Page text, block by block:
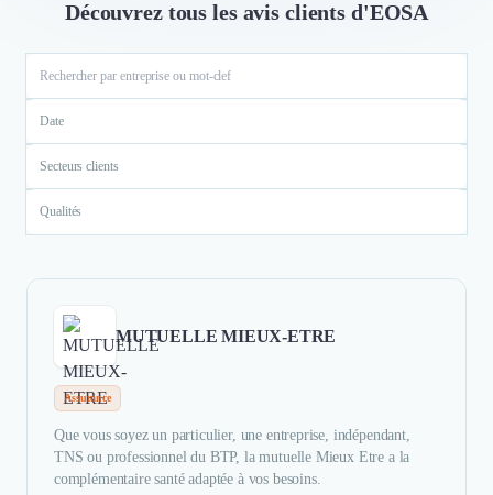
Découvrez tous les avis clients d'EOSA
Date
Secteurs clients
Qualités
MUTUELLE MIEUX-ETRE
Assurance
Que vous soyez un particulier, une entreprise, indépendant,
TNS ou professionnel du BTP, la mutuelle Mieux Etre a la
complémentaire santé adaptée à vos besoins.